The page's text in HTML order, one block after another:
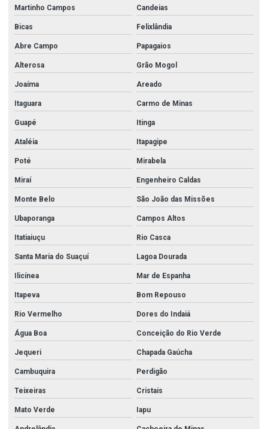
Martinho Campos Candeias
Bicas Felixlândia
Abre Campo Papagaios
Alterosa Grão Mogol
Joaíma Areado
Itaguara Carmo de Minas
Guapé Itinga
Ataléia Itapagipe
Poté Mirabela
Miraí Engenheiro Caldas
Monte Belo São João das Missões
Ubaporanga Campos Altos
Itatiaiuçu Rio Casca
Santa Maria do Suaçuí Lagoa Dourada
Ilicínea Mar de Espanha
Itapeva Bom Repouso
Rio Vermelho Dores do Indaiá
Água Boa Conceição do Rio Verde
Jequeri Chapada Gaúcha
Cambuquira Perdigão
Teixeiras Cristais
Mato Verde Iapu